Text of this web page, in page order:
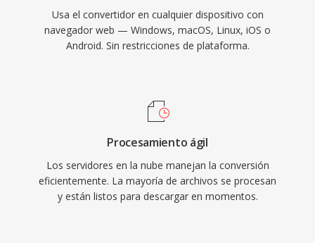
Usa el convertidor en cualquier dispositivo con
navegador web — Windows, macOS, Linux, iOS o
Android. Sin restricciones de plataforma.
Procesamiento ágil
Los servidores en la nube manejan la conversión
eficientemente. La mayoría de archivos se procesan
y están listos para descargar en momentos.